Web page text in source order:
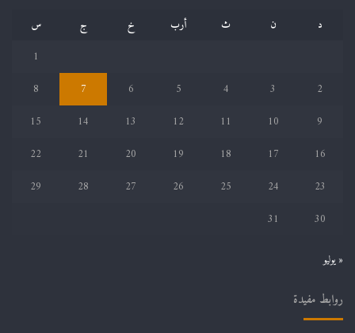
د
ن ث أرب خ ج
س
1
2
3
4
5
6
7
8
9
10
11
12
13
14
15
16
17
18
19
20
21
22
23
24
25
26
27
28
29
30
31
« يوليو
روابط مفيدة